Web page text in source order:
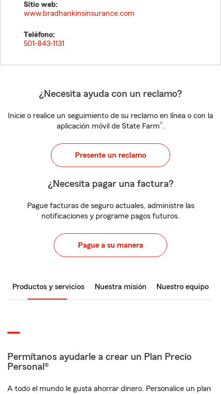
Sitio web:
www.bradhankinsinsurance.com
Teléfono:
501-843-1131
¿Necesita ayuda con un reclamo?
Inicie o realice un seguimiento de su reclamo en línea o con la
aplicación móvil de State Farm®.
Presente un reclamo
¿Necesita pagar una factura?
Pague facturas de seguro actuales, administre las
notificaciones y programe pagos futuros.
Pague a su manera
Productos y servicios Nuestra misión Nuestro equipo
Permítanos ayudarle a crear un Plan Precio
Personal®
A todo el mundo le gusta ahorrar dinero. Personalice un plan